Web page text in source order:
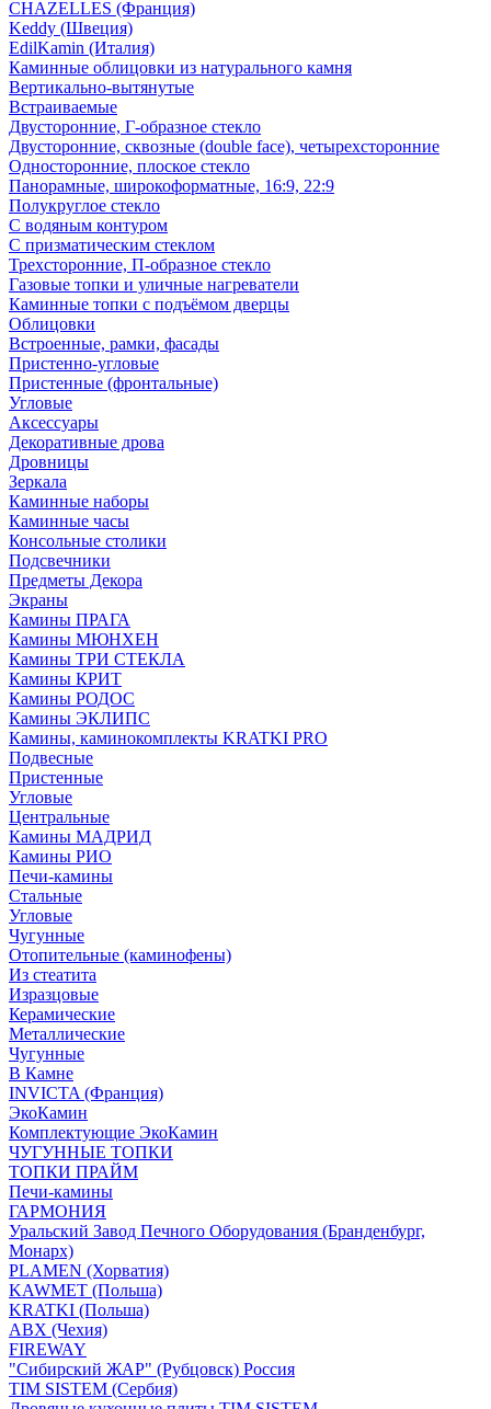
CHAZELLES (Франция)
Keddy (Швеция)
EdilKamin (Италия)
Каминные облицовки из натурального камня
Вертикально-вытянутые
Встраиваемые
Двусторонние, Г-образное стекло
Двусторонние, сквозные (double face), четырехсторонние
Односторонние, плоское стекло
Панорамные, широкоформатные, 16:9, 22:9
Полукруглое стекло
С водяным контуром
С призматическим стеклом
Трехсторонние, П-образное стекло
Газовые топки и уличные нагреватели
Каминные топки с подъёмом дверцы
Облицовки
Встроенные, рамки, фасады
Пристенно-угловые
Пристенные (фронтальные)
Угловые
Аксессуары
Декоративные дрова
Дровницы
Зеркала
Каминные наборы
Каминные часы
Консольные столики
Подсвечники
Предметы Декора
Экраны
Камины ПРАГА
Камины МЮНХЕН
Камины ТРИ СТЕКЛА
Камины КРИТ
Камины РОДОС
Камины ЭКЛИПС
Камины, каминокомплекты KRATKI PRO
Подвесные
Пристенные
Угловые
Центральные
Камины МАДРИД
Камины РИО
Печи-камины
Стальные
Угловые
Чугунные
Отопительные (каминофены)
Из стеатита
Изразцовые
Керамические
Металлические
Чугунные
В Камне
INVICTA (Франция)
ЭкоКамин
Комплектующие ЭкоКамин
ЧУГУННЫЕ ТОПКИ
ТОПКИ ПРАЙМ
Печи-камины
ГАРМОНИЯ
Уральский Завод Печного Оборудования (Бранденбург,
Монарх)
PLAMEN (Хорватия)
KAWMET (Польша)
KRATKI (Польша)
ABX (Чехия)
FIREWAY
"Сибирский ЖАР" (Рубцовск) Россия
TIM SISTEM (Сербия)